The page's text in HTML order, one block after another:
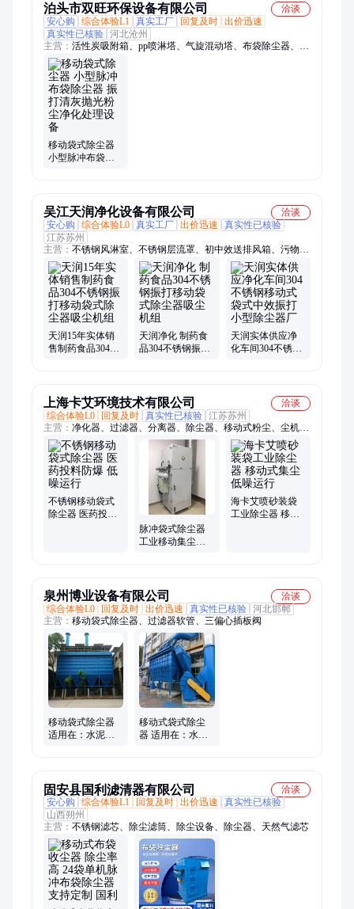
泊头市双旺环保设备有限公司
洽谈
安心购
综合体验L1 真实工厂 回复及时 出价迅速
真实性已核验 河北沧州
主营： 活性炭吸附箱、pp喷淋塔、气旋混动塔、布袋除尘器、滤
筒除尘器、移动式除尘器、催化燃烧设备、光氧净化器、除尘净
化塔、活性炭一体机、气旋混动喷淋塔、光氧活性炭一体机、等
离子净化器、螺旋输送机、重锤翻板阀
移动袋式除尘器
小型脉冲布袋除
吴江天润净化设备有限公司
洽谈
安心购
综合体验L0 真实工厂 出价迅速
真实性已核验
江苏苏州
主营： 不锈钢风淋室、不锈钢层流罩、初中效送排风箱、污物池
洗涤池、不锈钢水池、自净传递窗、不锈钢洁净地漏、手术室送
风天花、不锈钢更衣柜、电子互锁传递窗、双层电子互锁传递
窗、净化工作台、负压称量室
天润15年实体销
售制药食品304不
天润净化 制药食
品304不锈钢振打
天润实体供应净
化车间304不锈钢
上海卡艾环境技术有限公司
洽谈
综合体验L0
回复及时 真实性已核验 江苏苏州
主营： 净化器、过滤器、分离器、除尘器、移动式粉尘、尘机
袋、集尘机、工业油烟、净化设备、滤筒除尘、油烟油雾、除尘
设备、净化系统、焊接烟尘、磨削油雾、活性炭除尘、工业集尘
器、集中式油雾、冷镦机油雾、粉尘收集器、机床油雾机、油雾
收集器、工业吸尘器、压铸机油雾、油雾净化机
不锈钢移动袋式
除尘器 医药投料
脉冲袋式除尘器
工业移动集尘高
海卡艾喷砂装袋
工业除尘器 移动
泉州博业设备有限公司
洽谈
综合体验L0
回复及时 出价迅速 真实性已核验 河北邯郸
主营： 移动袋式除尘器、过滤器软管、三偏心插板阀
移动袋式除尘器
适用在：水泥铝
移动式袋式除尘
器 适用在：水泥
固安县国利滤清器有限公司
洽谈
安心购
综合体验L1 回复及时 出价迅速
真实性已核验
山西朔州
主营： 不锈钢滤芯、除尘滤筒、除尘设备、除尘器、天然气滤芯